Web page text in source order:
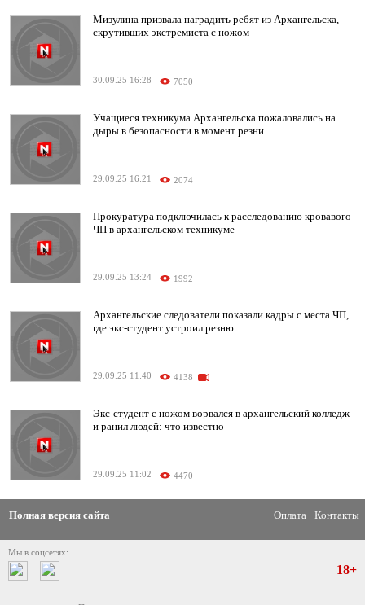
Мизулина призвала наградить ребят из Архангельска,
скрутивших экстремиста с ножом
30.09.25 16:28 7050
Учащиеся техникума Архангельска пожаловались на
дыры в безопасности в момент резни
29.09.25 16:21 2074
Прокуратура подключилась к расследованию кровавого
ЧП в архангельском техникуме
29.09.25 13:24 1992
Архангельские следователи показали кадры с места ЧП,
где экс-студент устроил резню
29.09.25 11:40 4138
Экс-студент с ножом ворвался в архангельский колледж
и ранил людей: что известно
29.09.25 11:02 4470
Полная версия сайта Оплата Контакты
Мы в соцсетях:
18+